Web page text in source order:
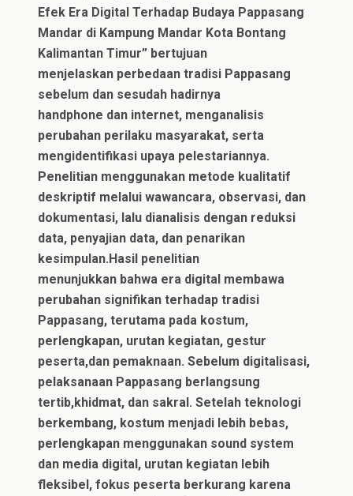
Efek Era Digital Terhadap Budaya Pappasang
Mandar di Kampung Mandar Kota Bontang
Kalimantan Timur” bertujuan
menjelaskan perbedaan tradisi Pappasang
sebelum dan sesudah hadirnya
handphone dan internet, menganalisis
perubahan perilaku masyarakat, serta
mengidentifikasi upaya pelestariannya.
Penelitian menggunakan metode kualitatif
deskriptif melalui wawancara, observasi, dan
dokumentasi, lalu dianalisis dengan reduksi
data, penyajian data, dan penarikan
kesimpulan.Hasil penelitian
menunjukkan bahwa era digital membawa
perubahan signifikan terhadap tradisi
Pappasang, terutama pada kostum,
perlengkapan, urutan kegiatan, gestur
peserta,dan pemaknaan. Sebelum digitalisasi,
pelaksanaan Pappasang berlangsung
tertib,khidmat, dan sakral. Setelah teknologi
berkembang, kostum menjadi lebih bebas,
perlengkapan menggunakan sound system
dan media digital, urutan kegiatan lebih
fleksibel, fokus peserta berkurang karena